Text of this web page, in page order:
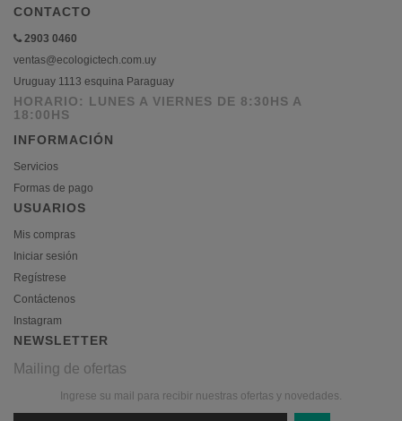
CONTACTO
2903 0460
ventas@ecologictech.com.uy
Uruguay 1113 esquina Paraguay
HORARIO: LUNES A VIERNES DE 8:30HS A
18:00HS
INFORMACIÓN
Servicios
Formas de pago
USUARIOS
Mis compras
Iniciar sesión
Regístrese
Contáctenos
Instagram
NEWSLETTER
Mailing de ofertas
Ingrese su mail para recibir nuestras ofertas y novedades.